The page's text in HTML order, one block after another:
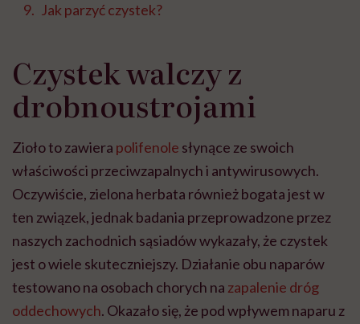
Jak parzyć czystek?
Czystek walczy z
drobnoustrojami
Zioło to zawiera polifenole słynące ze swoich
właściwości przeciwzapalnych i antywirusowych.
Oczywiście, zielona herbata również bogata jest w
ten związek, jednak badania przeprowadzone przez
naszych zachodnich sąsiadów wykazały, że czystek
jest o wiele skuteczniejszy. Działanie obu naparów
testowano na osobach chorych na zapalenie dróg
oddechowych. Okazało się, że pod wpływem naparu z